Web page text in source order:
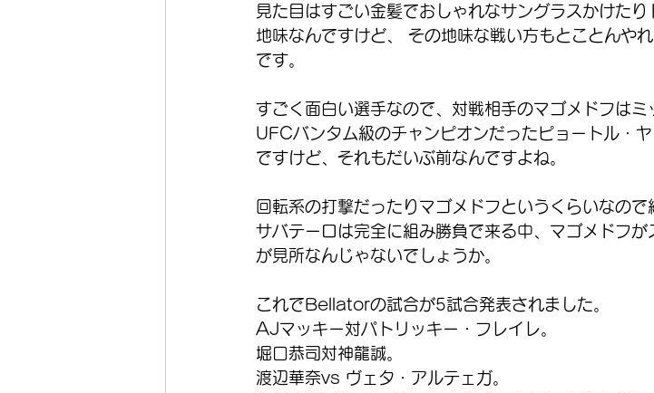
見た目はすごい金髪でおしゃれなサングラスかけた
地味なんですけど、 その地味な戦い方もとことんや
です。
すごく面白い選手なので、対戦相手のマゴメドフは
UFCバンタム級のチャンピオンだったピョートル・
ですけど、それもだいぶ前なんですよね。
回転系の打撃だったりマゴメドフというくらいなので
サバテーロは完全に組み勝負で来る中、マゴメドフ
が見所なんじゃないでしょうか。
これでBellatorの試合が5試合発表されました。
AJマッキー対パトリッキー・フレイレ。
堀口恭司対神龍誠。
渡辺華奈vs ヴェタ・アルテェガ。